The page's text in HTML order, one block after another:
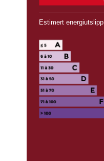
Estimert energiutslipp